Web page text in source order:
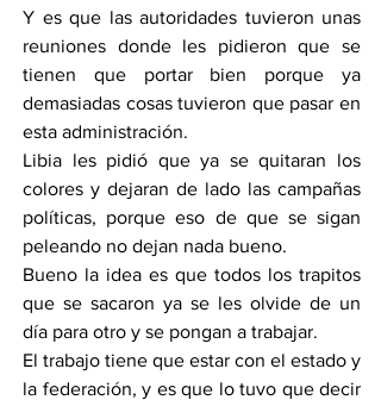
Y es que las autoridades tuvieron unas
reuniones donde les pidieron que se
tienen que portar bien porque ya
demasiadas cosas tuvieron que pasar en
esta administración.
Libia les pidió que ya se quitaran los
colores y dejaran de lado las campañas
políticas, porque eso de que se sigan
peleando no dejan nada bueno.
Bueno la idea es que todos los trapitos
que se sacaron ya se les olvide de un
día para otro y se pongan a trabajar.
El trabajo tiene que estar con el estado y
la federación, y es que lo tuvo que decir